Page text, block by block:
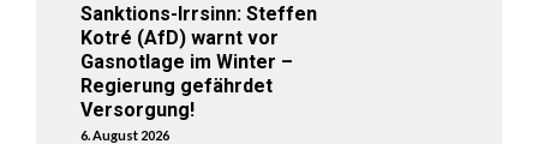
Sanktions-Irrsinn: Steffen
Kotré (AfD) warnt vor
Gasnotlage im Winter –
Regierung gefährdet
Versorgung!
6. August 2026